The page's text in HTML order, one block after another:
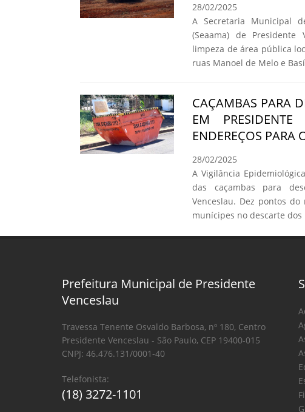
28/02/2025
A Secretaria Municipal
(Seaama) de Presidente
limpeza de área pública
ruas Manoel de Melo e
CAÇAMBAS PARA
EM
ENDEREÇOS PARA
28/02/2025
A Vigilância
das caçambas para
Venceslau. Dez pontos
munícipes no descarte
Prefeitura Municipal de Presidente
Venceslau
Travessa Tenente Osvaldo Barbosa, nº 180, Centro
Presidente Venceslau - São Paulo, CEP 19400-015
CNPJ: 46.476.131/0001-40
Telefonista:
(18) 3272-1101